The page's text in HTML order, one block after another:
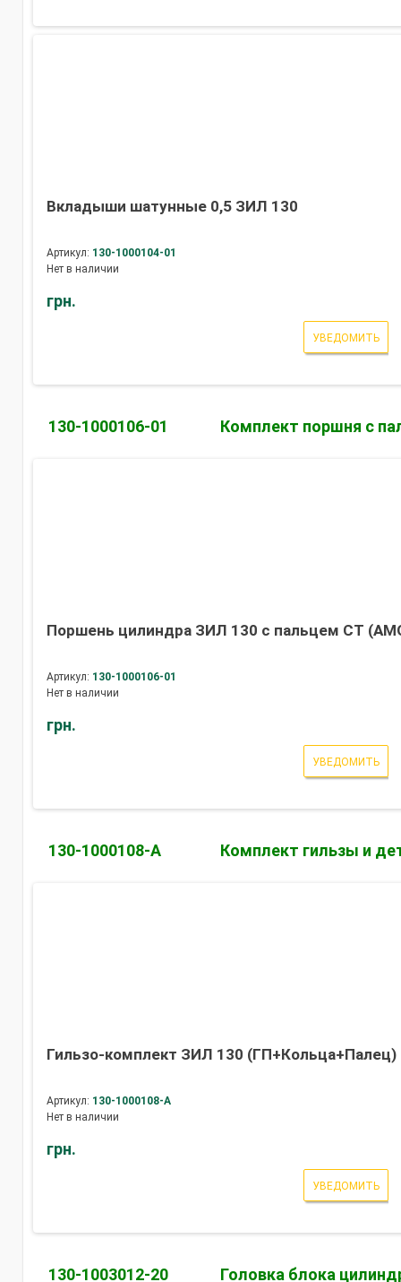
Вкладыши шатунные 0,5 ЗИЛ 130
Артикул: 130-1000104-01
Нет в наличии
грн.
УВЕДОМИТЬ
130-1000106-01 Комплект поршня с
Поршень цилиндра ЗИЛ 130 с пальцем СТ
Артикул: 130-1000106-01
Нет в наличии
грн.
УВЕДОМИТЬ
130-1000108-А Комплект гильзы и
Гильзо-комплект ЗИЛ 130
Артикул: 130-1000108-А
Нет в наличии
грн.
УВЕДОМИТЬ
130-1003012-20 Головка блока